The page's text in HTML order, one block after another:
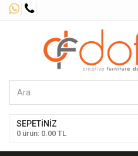
SEPETINIZ
0 ürün: 0.00 TL